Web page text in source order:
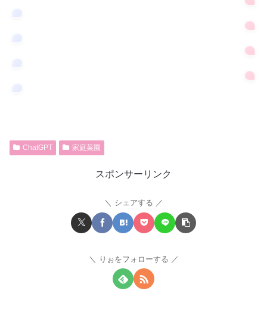
ChatGPT 家庭菜園
スポンサーリンク
シェアする
りぉをフォローする